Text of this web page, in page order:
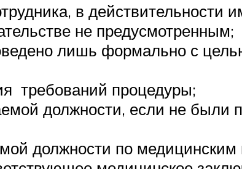
в действительности
не предусмотренным;
лишь формально с
требований процедуры;
должности, если не были
должности по медицинским